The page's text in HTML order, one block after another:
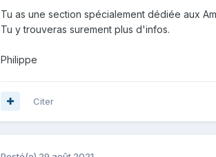
Tu as une section spécialement dédiée aux
Tu y trouveras surement plus d'infos.
Philippe
Citer